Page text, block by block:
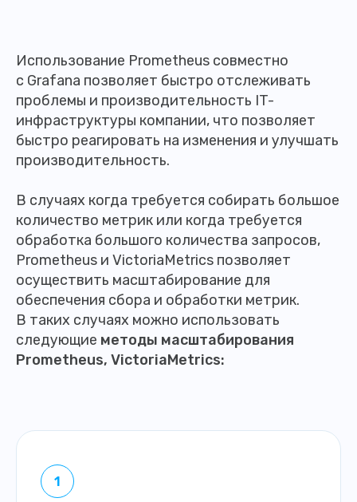
Использование Prometheus совместно
с Grafana позволяет быстро отслеживать
проблемы и производительность IT-
инфраструктуры компании, что позволяет
быстро реагировать на изменения и улучшать
производительность.
В случаях когда требуется собирать большое
количество метрик или когда требуется
обработка большого количества запросов,
Prometheus и VictoriaMetrics позволяет
осуществить масштабирование для
обеспечения сбора и обработки метрик.
В таких случаях можно использовать
следующие методы масштабирования
Prometheus, VictoriaMetrics: